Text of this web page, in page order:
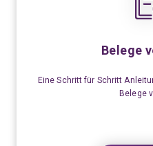
Belege
Eine Schritt für Schritt
Belege